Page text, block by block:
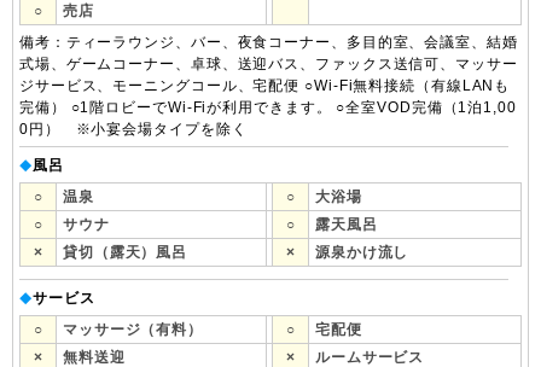
○
売店
備考：ティーラウンジ、バー、夜食コーナー、多目的室、会議室、結婚
式場、ゲームコーナー、卓球、送迎バス、ファックス送信可、マッサー
ジサービス、モーニングコール、宅配便 ○Wi-Fi無料接続（有線LANも
完備） ○1階ロビーでWi-Fiが利用できます。 ○全室VOD完備（1泊1,00
0円） ※小宴会場タイプを除く
◆風呂
○
温泉 ○
大浴場
○
サウナ ○
露天風呂
×
貸切（露天）風呂 × 源泉かけ流し
◆サービス
○
マッサージ（有料） ○
宅配便
×
無料送迎 ×
ルームサービス